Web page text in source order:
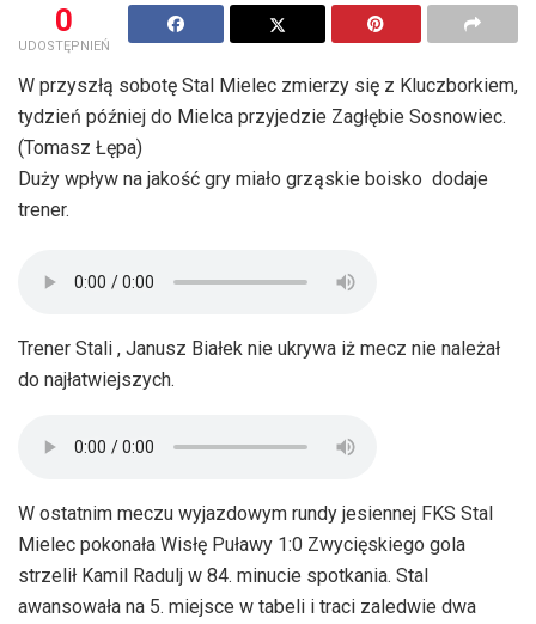
0
UDOSTĘPNIEŃ
W przyszłą sobotę Stal Mielec zmierzy się z Kluczborkiem,
tydzień później do Mielca przyjedzie Zagłębie Sosnowiec.
(Tomasz Łępa)
Duży wpływ na jakość gry miało grząskie boisko  dodaje
trener.
Trener Stali , Janusz Białek nie ukrywa iż mecz nie należał
do najłatwiejszych.
W ostatnim meczu wyjazdowym rundy jesiennej FKS Stal
Mielec pokonała Wisłę Puławy 1:0 Zwycięskiego gola
strzelił Kamil Radulj w 84. minucie spotkania. Stal
awansowała na 5. miejsce w tabeli i traci zaledwie dwa